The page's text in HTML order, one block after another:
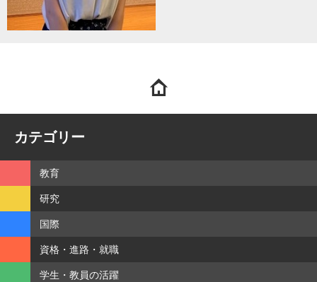
カテゴリー
教育
研究
国際
資格・進路・就職
学生・教員の活躍